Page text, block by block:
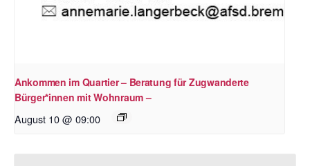
Ankommen im Quartier – Beratung für Zugwanderte
Bürger*innen mit Wohnraum –
August 10 @ 09:00